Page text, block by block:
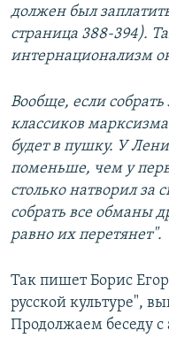
должен был
страница 388-394).
интернационализм
Вообще, если
классиков
будет в пушку. У
поменьше, чем у
столько натворил за
собрать все обманы
равно их перетянет".
Так пишет Борис
русской культуре",
Продолжаем беседу